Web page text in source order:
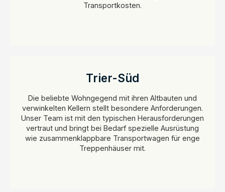
Transportkosten.
Trier-Süd
Die beliebte Wohngegend mit ihren Altbauten und
verwinkelten Kellern stellt besondere Anforderungen.
Unser Team ist mit den typischen Herausforderungen
vertraut und bringt bei Bedarf spezielle Ausrüstung
wie zusammenklappbare Transportwagen für enge
Treppenhäuser mit.